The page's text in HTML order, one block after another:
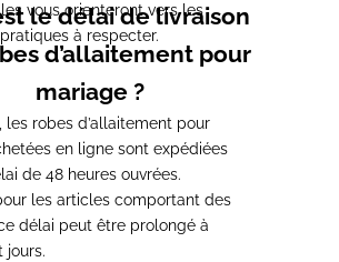
vous orienteront vers les
à respecter.
le délai de livraison
d’allaitement pour
mariage ?
les robes d’allaitement pour
en ligne sont expédiées
de 48 heures ouvrées.
les articles comportant des
délai peut être prolongé à
jours.